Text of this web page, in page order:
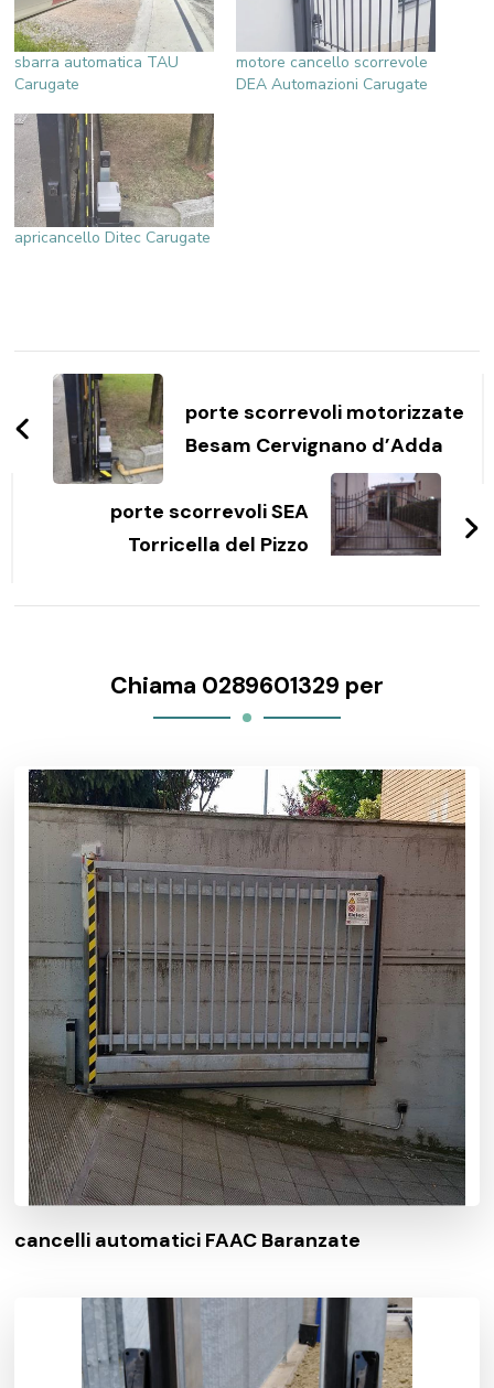
sbarra automatica TAU
Carugate
motore cancello scorrevole
DEA Automazioni Carugate
apricancello Ditec Carugate
Navigazione
articoli
porte scorrevoli motorizzate
Besam Cervignano d’Adda
porte scorrevoli SEA
Torricella del Pizzo
Chiama 0289601329 per
cancelli automatici FAAC Baranzate